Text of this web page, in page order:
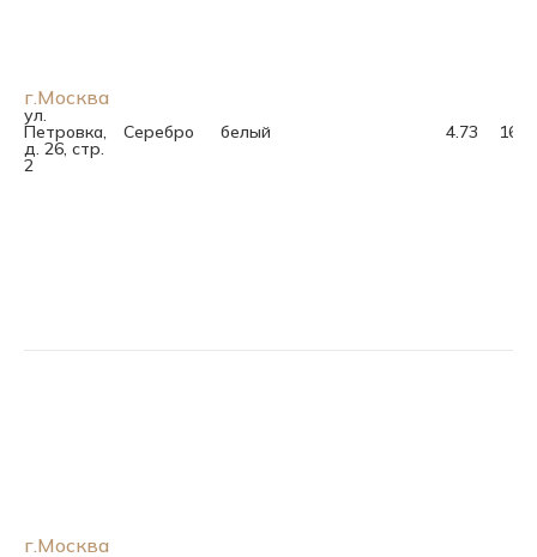
г.Москва
ул.
Петровка,
д. 26, стр.
2
Серебро белый 4.73 16.5
г.Москва